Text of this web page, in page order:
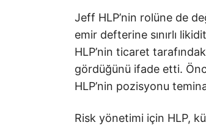
Jeff HLP’nin rolüne de
emir defterine sınırlı
HLP’nin ticaret
gördüğünü ifade etti.
HLP’nin pozisyonu
Risk yönetimi için HLP,